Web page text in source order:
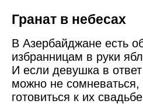
Гранат в небесах
В Азербайджане есть
избранницам в руки
И если девушка в
можно не
готовиться к их